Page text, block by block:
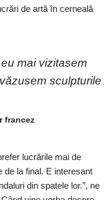
de artă în cerneală
mai vizitasem
sculpturile
francez
lucrările mai de
de la final. E interesant
din spatele lor.”, ne